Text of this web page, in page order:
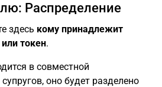
Распределение
здесь кому принадлежит
токен.
в совместной
оно будет разделено